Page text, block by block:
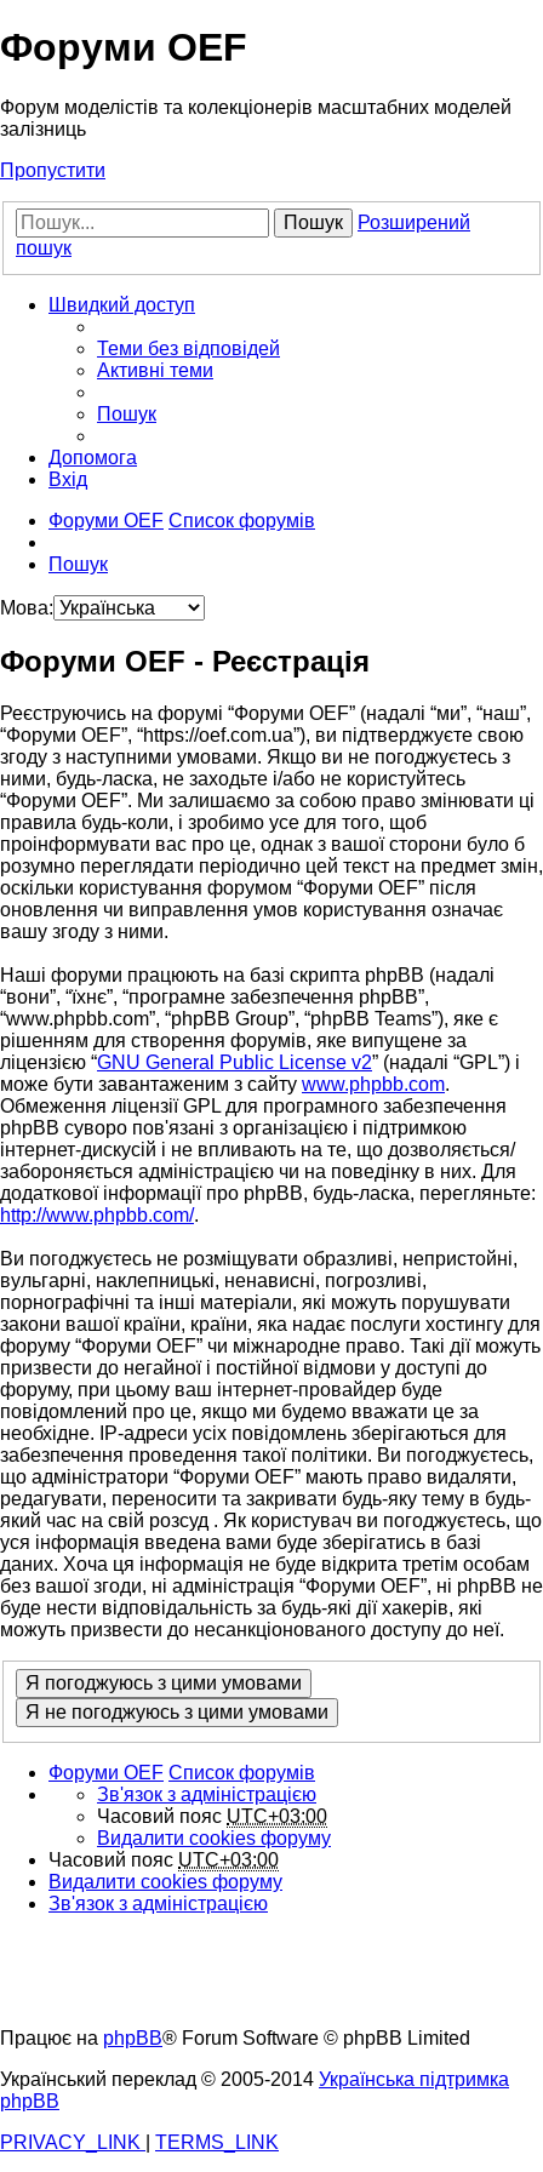
Форуми OEF
Форум моделістів та колекціонерів масштабних моделей
залізниць
Пропустити
Пошук
Розширений
пошук
Швидкий доступ
Теми без відповідей
Активні теми
Пошук
Допомога
Вхід
Форуми OEF Список форумів
Пошук
Мова:
Форуми OEF - Реєстрація
Реєструючись на форумі “Форуми OEF” (надалі “ми”, “наш”,
“Форуми OEF”, “https://oef.com.ua”), ви підтверджуєте свою
згоду з наступними умовами. Якщо ви не погоджуєтесь з
ними, будь-ласка, не заходьте і/або не користуйтесь
“Форуми OEF”. Ми залишаємо за собою право змінювати ці
правила будь-коли, і зробимо усе для того, щоб
проінформувати вас про це, однак з вашої сторони було б
розумно переглядати періодично цей текст на предмет змін,
оскільки користування форумом “Форуми OEF” після
оновлення чи виправлення умов користування означає
вашу згоду з ними.
Наші форуми працюють на базі скрипта phpBB (надалі
“вони”, “їхнє”, “програмне забезпечення phpBB”,
“www.phpbb.com”, “phpBB Group”, “phpBB Teams”), яке є
рішенням для створення форумів, яке випущене за
ліцензією “GNU General Public License v2” (надалі “GPL”) і
може бути завантаженим з сайту www.phpbb.com.
Обмеження ліцензії GPL для програмного забезпечення
phpBB суворо пов'язані з організацією і підтримкою
інтернет-дискусій і не впливають на те, що дозволяється/
забороняється адміністрацією чи на поведінку в них. Для
додаткової інформації про phpBB, будь-ласка, перегляньте:
http://www.phpbb.com/.
Ви погоджуєтесь не розміщувати образливі, непристойні,
вульгарні, наклепницькі, ненависні, погрозливі,
порнографічні та інші матеріали, які можуть порушувати
закони вашої країни, країни, яка надає послуги хостингу для
форуму “Форуми OEF” чи міжнародне право. Такі дії можуть
призвести до негайної і постійної відмови у доступі до
форуму, при цьому ваш інтернет-провайдер буде
повідомлений про це, якщо ми будемо вважати це за
необхідне. IP-адреси усіх повідомлень зберігаються для
забезпечення проведення такої політики. Ви погоджуєтесь,
що адміністратори “Форуми OEF” мають право видаляти,
редагувати, переносити та закривати будь-яку тему в будь-
який час на свій розсуд . Як користувач ви погоджуєтесь, що
уся інформація введена вами буде зберігатись в базі
даних. Хоча ця інформація не буде відкрита третім особам
без вашої згоди, ні адміністрація “Форуми OEF”, ні phpBB не
буде нести відповідальність за будь-які дії хакерів, які
можуть призвести до несанкціонованого доступу до неї.
Форуми OEF Список форумів
Зв'язок з адміністрацією
Часовий пояс UTC+03:00
Видалити cookies форуму
Часовий пояс UTC+03:00
Видалити cookies форуму
Зв'язок з адміністрацією
Працює на phpBB® Forum Software © phpBB Limited
Український переклад © 2005-2014 Українська підтримка
phpBB
PRIVACY_LINK
TERMS_LINK